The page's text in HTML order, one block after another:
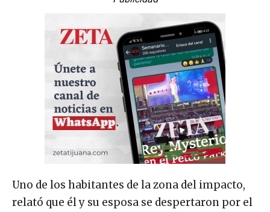
Uno de los habitantes de la zona del impacto,
relató que él y su esposa se despertaron por el